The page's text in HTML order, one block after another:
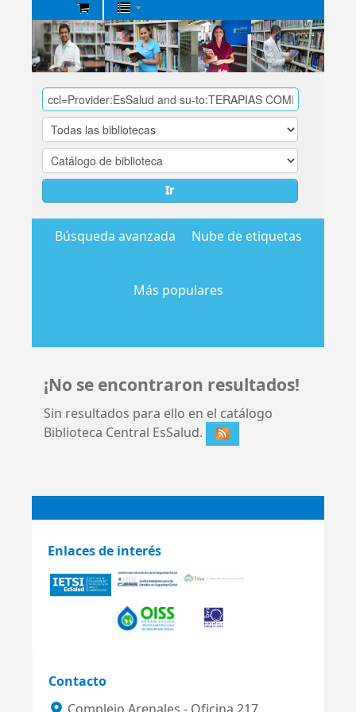
Biblioteca
Central
EsSalud
Ir
Búsqueda avanzada Nube de etiquetas
Más populares
¡No se encontraron resultados!
Sin resultados para ello en el catálogo
Biblioteca Central EsSalud.
Enlaces de interés
Contacto